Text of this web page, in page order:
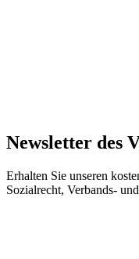
Newsletter des
Erhalten Sie unseren
Sozialrecht, Verbands-